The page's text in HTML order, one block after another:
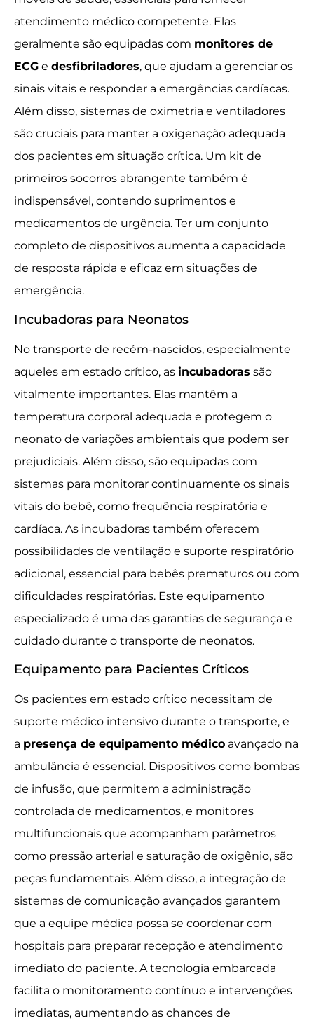
atendimento médico competente. Elas
geralmente são equipadas com monitores de
ECG e desfibriladores, que ajudam a gerenciar os
sinais vitais e responder a emergências cardíacas.
Além disso, sistemas de oximetria e ventiladores
são cruciais para manter a oxigenação adequada
dos pacientes em situação crítica. Um kit de
primeiros socorros abrangente também é
indispensável, contendo suprimentos e
medicamentos de urgência. Ter um conjunto
completo de dispositivos aumenta a capacidade
de resposta rápida e eficaz em situações de
emergência.
Incubadoras para Neonatos
No transporte de recém-nascidos, especialmente
aqueles em estado crítico, as incubadoras são
vitalmente importantes. Elas mantêm a
temperatura corporal adequada e protegem o
neonato de variações ambientais que podem ser
prejudiciais. Além disso, são equipadas com
sistemas para monitorar continuamente os sinais
vitais do bebê, como frequência respiratória e
cardíaca. As incubadoras também oferecem
possibilidades de ventilação e suporte respiratório
adicional, essencial para bebês prematuros ou com
dificuldades respiratórias. Este equipamento
especializado é uma das garantias de segurança e
cuidado durante o transporte de neonatos.
Equipamento para Pacientes Críticos
Os pacientes em estado crítico necessitam de
suporte médico intensivo durante o transporte, e
a presença de equipamento médico avançado na
ambulância é essencial. Dispositivos como bombas
de infusão, que permitem a administração
controlada de medicamentos, e monitores
multifuncionais que acompanham parâmetros
como pressão arterial e saturação de oxigênio, são
peças fundamentais. Além disso, a integração de
sistemas de comunicação avançados garantem
que a equipe médica possa se coordenar com
hospitais para preparar recepção e atendimento
imediato do paciente. A tecnologia embarcada
facilita o monitoramento contínuo e intervenções
imediatas, aumentando as chances de